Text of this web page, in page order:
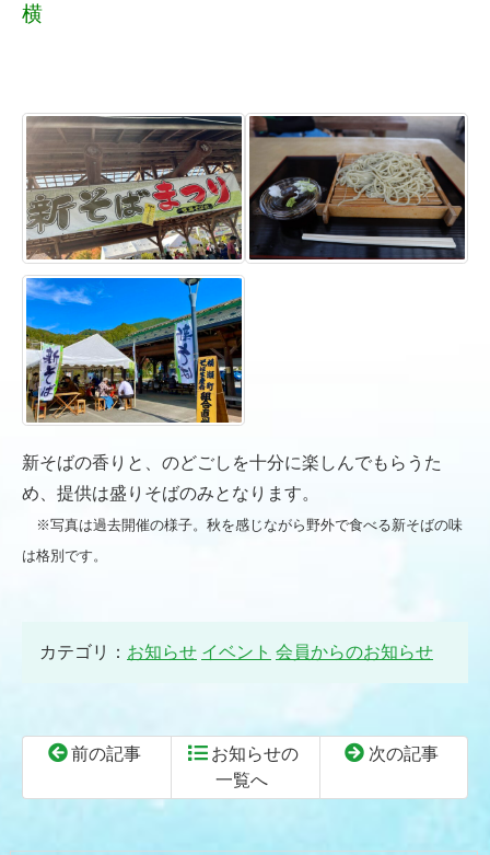
横
新そばの香りと、のどごしを十分に楽しんでもらうた
め、提供は盛りそばのみとなります。
※写真は過去開催の様子。秋を感じながら野外で食べる新そばの味
は格別です。
カテゴリ： お知らせ イベント 会員からのお知らせ
前の記事
お知らせの
一覧へ
次の記事